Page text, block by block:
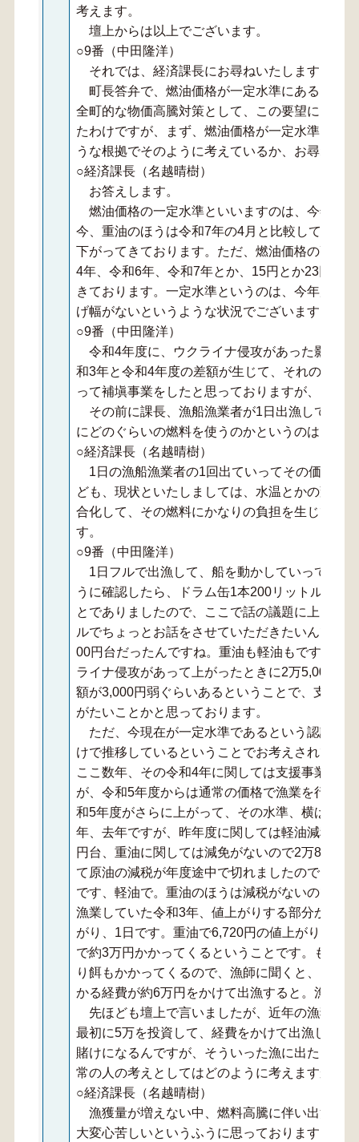
考えます。
壇上からは以上でございます。
○9番（中田隆洋）
それでは、経済課長にお尋ねいたします。
町長答弁で、燃油価格が一定水準にあると認
全町的な物価高騰対策として、この要望に当た
たわけですが、まず、燃油価格が一定水準にな
うな根拠でそのように考えているか、お尋ねを
○経済課長（名越晴樹）
お答えします。
燃油価格の一定水準といいますのは、今年度
今、重油のほうは令和7年の4月と比較して、現
下がってきております。ただ、燃油価格の高騰
4年、令和6年、令和7年とか、15円とか23円と
きております。一定水準というのは、今年度の
げ幅がないというような状況でございます。
○9番（中田隆洋）
令和4年度に、ウクライナ侵攻があった影響で
和3年と令和4年度の差額が生じて、それの対応
って補塡事業をしたと思っておりますが、その
その前に課長、漁船漁業者が1日出漁して、稼
にどのぐらいの燃料を使うのかというのはご存
○経済課長（名越晴樹）
1日の漁船漁業者の1回出ていってその価格に
ども、現状といたしましては、水温とかの変化
合化して、その燃料にかなりの負担を生じてい
す。
○9番（中田隆洋）
1日フルで出漁して、船を動かしていって帰っ
うに確認したら、ドラム缶1本200リットルある
とでありましたので、ここで話の議題に上げる
ルでちょっとお話をさせていただきたいんです
00円台だったんですね。重油も軽油もですが。
ライナ侵攻があって上がったときに2万5,000円
額が3,000円弱ぐらいあるということで、支援事
がたいことかと思っております。
ただ、今現在が一定水準であるという認識が
けで推移しているということでお考えされてい
ここ数年、その令和4年に関しては支援事業が
が、令和5年度からは通常の価格で漁業を行っ
和5年度がさらに上がって、その水準、横ばい
年、去年ですが、昨年度に関しては軽油減税が
円台、重油に関しては減免がないので2万8,000
て原油の減税が年度途中で切れましたので、現
です、軽油で。重油のほうは減税がないので2
漁業していた令和3年、値上がりする部分から
がり、1日です。重油で6,720円の値上がりとい
で約3万円かかってくるということです。もう
り餌もかかってくるので、漁師に聞くと、1日
かる経費が約6万円をかけて出漁すると。漁に出
先ほども壇上で言いましたが、近年の漁獲高
最初に5万を投資して、経費をかけて出漁して
賭けになるんですが、そういった漁に出たくな
常の人の考えとしてはどのように考えますか。
○経済課長（名越晴樹）
漁獲量が増えない中、燃料高騰に伴い出漁を
大変心苦しいというふうに思っております。今